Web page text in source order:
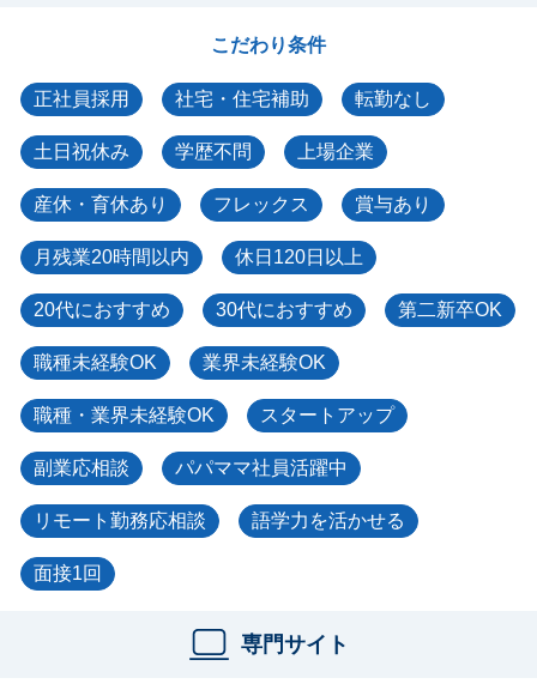
こだわり条件
正社員採用 社宅・住宅補助 転勤なし
土日祝休み 学歴不問 上場企業
産休・育休あり フレックス 賞与あり
月残業20時間以内 休日120日以上
20代におすすめ 30代におすすめ 第二新卒OK
職種未経験OK 業界未経験OK
職種・業界未経験OK スタートアップ
副業応相談 パパママ社員活躍中
リモート勤務応相談 語学力を活かせる
面接1回
専門サイト